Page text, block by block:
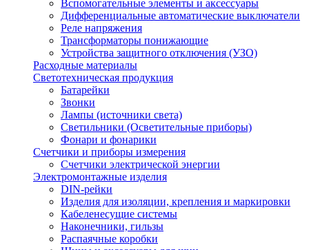
Вспомогательные элементы и аксессуары
Дифференциальные автоматические выключатели
Реле напряжения
Трансформаторы понижающие
Устройства защитного отключения (УЗО)
Расходные материалы
Светотехническая продукция
Батарейки
Звонки
Лампы (источники света)
Светильники (Осветительные приборы)
Фонари и фонарики
Счетчики и приборы измерения
Счетчики электрической энергии
Электромонтажные изделия
DIN-рейки
Изделия для изоляции, крепления и маркировки
Кабеленесущие системы
Наконечники, гильзы
Распаячные коробки